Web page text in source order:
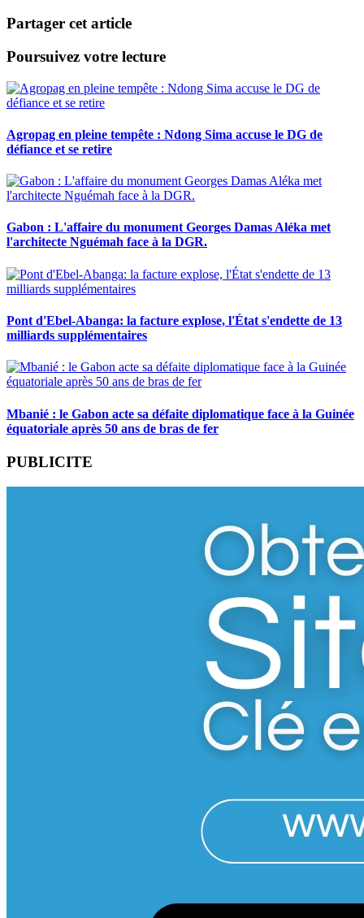
Partager cet article
Poursuivez votre lecture
Agropag en pleine tempête : Ndong Sima accuse le DG de
défiance et se retire
Gabon : L'affaire du monument Georges Damas Aléka met
l'architecte Nguémah face à la DGR.
Pont d'Ebel-Abanga: la facture explose, l'État s'endette de 13
milliards supplémentaires
Mbanié : le Gabon acte sa défaite diplomatique face à la Guinée
équatoriale après 50 ans de bras de fer
PUBLICITE